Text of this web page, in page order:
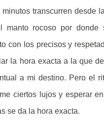
transcurren desde
manto rocoso por
con los precisos y
la hora exacta a la que
a mi destino. Pero el
ciertos lujos y esperar
se da la hora exacta.